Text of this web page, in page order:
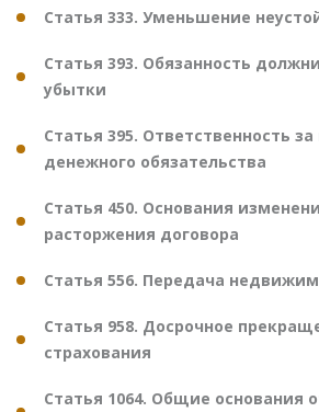
Статья 333. Уменьшение
Статья 393. Обязанность
убытки
Статья 395. Ответственность
денежного обязательства
Статья 450. Основания
расторжения договора
Статья 556. Передача
Статья 958. Досрочное
страхования
Статья 1064. Общие основания